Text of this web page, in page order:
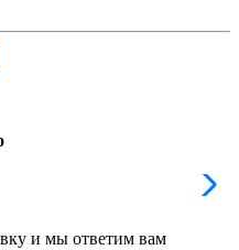
и мы ответим вам